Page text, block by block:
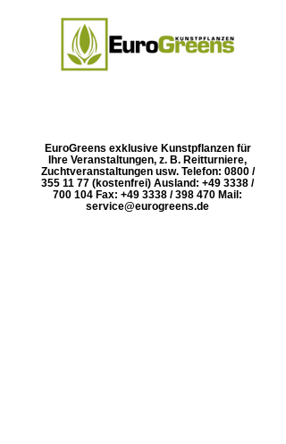
EuroGreens exklusive Kunstpflanzen für
Ihre Veranstaltungen, z. B. Reitturniere,
Zuchtveranstaltungen usw. Telefon: 0800 /
355 11 77 (kostenfrei) Ausland: +49 3338 /
700 104 Fax: +49 3338 / 398 470 Mail:
service@eurogreens.de